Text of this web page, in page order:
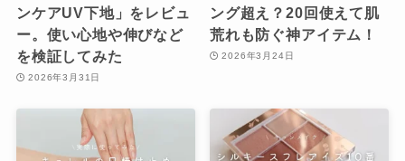
ンケアUV下地」をレビュ
ー。使い心地や伸びなど
を検証してみた
2026年3月31日
ング超え？20回使えて肌
荒れも防ぐ神アイテム！
2026年3月24日